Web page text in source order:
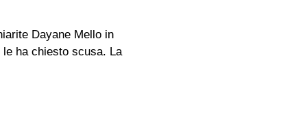
Dayane Mello in
ha chiesto scusa. La